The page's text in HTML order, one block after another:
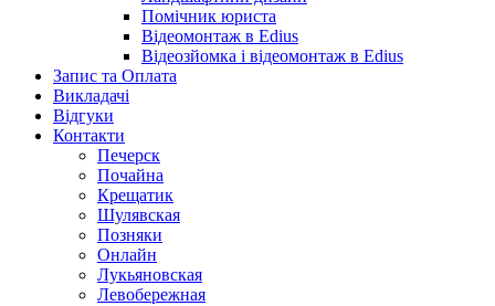
Помічник юриста
Відеомонтаж в Edius
Відеозйомка і відеомонтаж в Edius
Запис та Оплата
Викладачі
Відгуки
Контакти
Печерск
Почайна
Крещатик
Шулявская
Позняки
Онлайн
Лукьяновская
Левобережная